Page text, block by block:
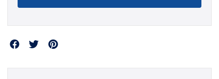
Partager